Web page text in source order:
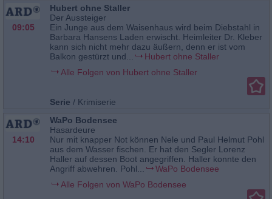
09:05
Hubert ohne Staller
Der Aussteiger
Ein Junge aus dem Waisenhaus wird beim Diebstahl in
Barbara Hansens Laden erwischt. Heimleiter Dr. Kleber
kann sich nicht mehr dazu äußern, denn er ist vom
Balkon gestürzt und...
Hubert ohne Staller
Alle Folgen von Hubert ohne Staller
Serie / Krimiserie
14:10
WaPo Bodensee
Hasardeure
Nur mit knapper Not können Nele und Paul Helmut Pohl
aus dem Wasser fischen. Er hat den Segler Lorenz
Haller auf dessen Boot angegriffen. Haller konnte den
Angriff abwehren. Pohl...
WaPo Bodensee
Alle Folgen von WaPo Bodensee